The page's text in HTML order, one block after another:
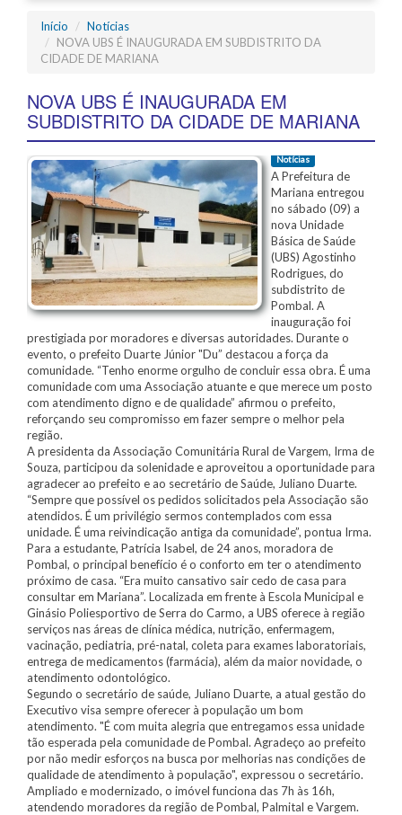
Início
Notícias
NOVA UBS É INAUGURADA EM SUBDISTRITO DA
CIDADE DE MARIANA
NOVA UBS É INAUGURADA EM
SUBDISTRITO DA CIDADE DE MARIANA
Notícias
A Prefeitura de
Mariana entregou
no sábado (09) a
nova Unidade
Básica de Saúde
(UBS) Agostinho
Rodrigues, do
subdistrito de
Pombal. A
inauguração foi
prestigiada por moradores e diversas autoridades. Durante o
evento, o prefeito Duarte Júnior "Du” destacou a força da
comunidade. “Tenho enorme orgulho de concluir essa obra. É uma
comunidade com uma Associação atuante e que merece um posto
com atendimento digno e de qualidade” afirmou o prefeito,
reforçando seu compromisso em fazer sempre o melhor pela
região.
A presidenta da Associação Comunitária Rural de Vargem, Irma de
Souza, participou da solenidade e aproveitou a oportunidade para
agradecer ao prefeito e ao secretário de Saúde, Juliano Duarte.
“Sempre que possível os pedidos solicitados pela Associação são
atendidos. É um privilégio sermos contemplados com essa
unidade. É uma reivindicação antiga da comunidade”, pontua Irma.
Para a estudante, Patrícia Isabel, de 24 anos, moradora de
Pombal, o principal benefício é o conforto em ter o atendimento
próximo de casa. “Era muito cansativo sair cedo de casa para
consultar em Mariana”. Localizada em frente à Escola Municipal e
Ginásio Poliesportivo de Serra do Carmo, a UBS oferece à região
serviços nas áreas de clínica médica, nutrição, enfermagem,
vacinação, pediatria, pré-natal, coleta para exames laboratoriais,
entrega de medicamentos (farmácia), além da maior novidade, o
atendimento odontológico.
Segundo o secretário de saúde, Juliano Duarte, a atual gestão do
Executivo visa sempre oferecer à população um bom
atendimento. "É com muita alegria que entregamos essa unidade
tão esperada pela comunidade de Pombal. Agradeço ao prefeito
por não medir esforços na busca por melhorias nas condições de
qualidade de atendimento à população", expressou o secretário.
Ampliado e modernizado, o imóvel funciona das 7h às 16h,
atendendo moradores da região de Pombal, Palmital e Vargem.